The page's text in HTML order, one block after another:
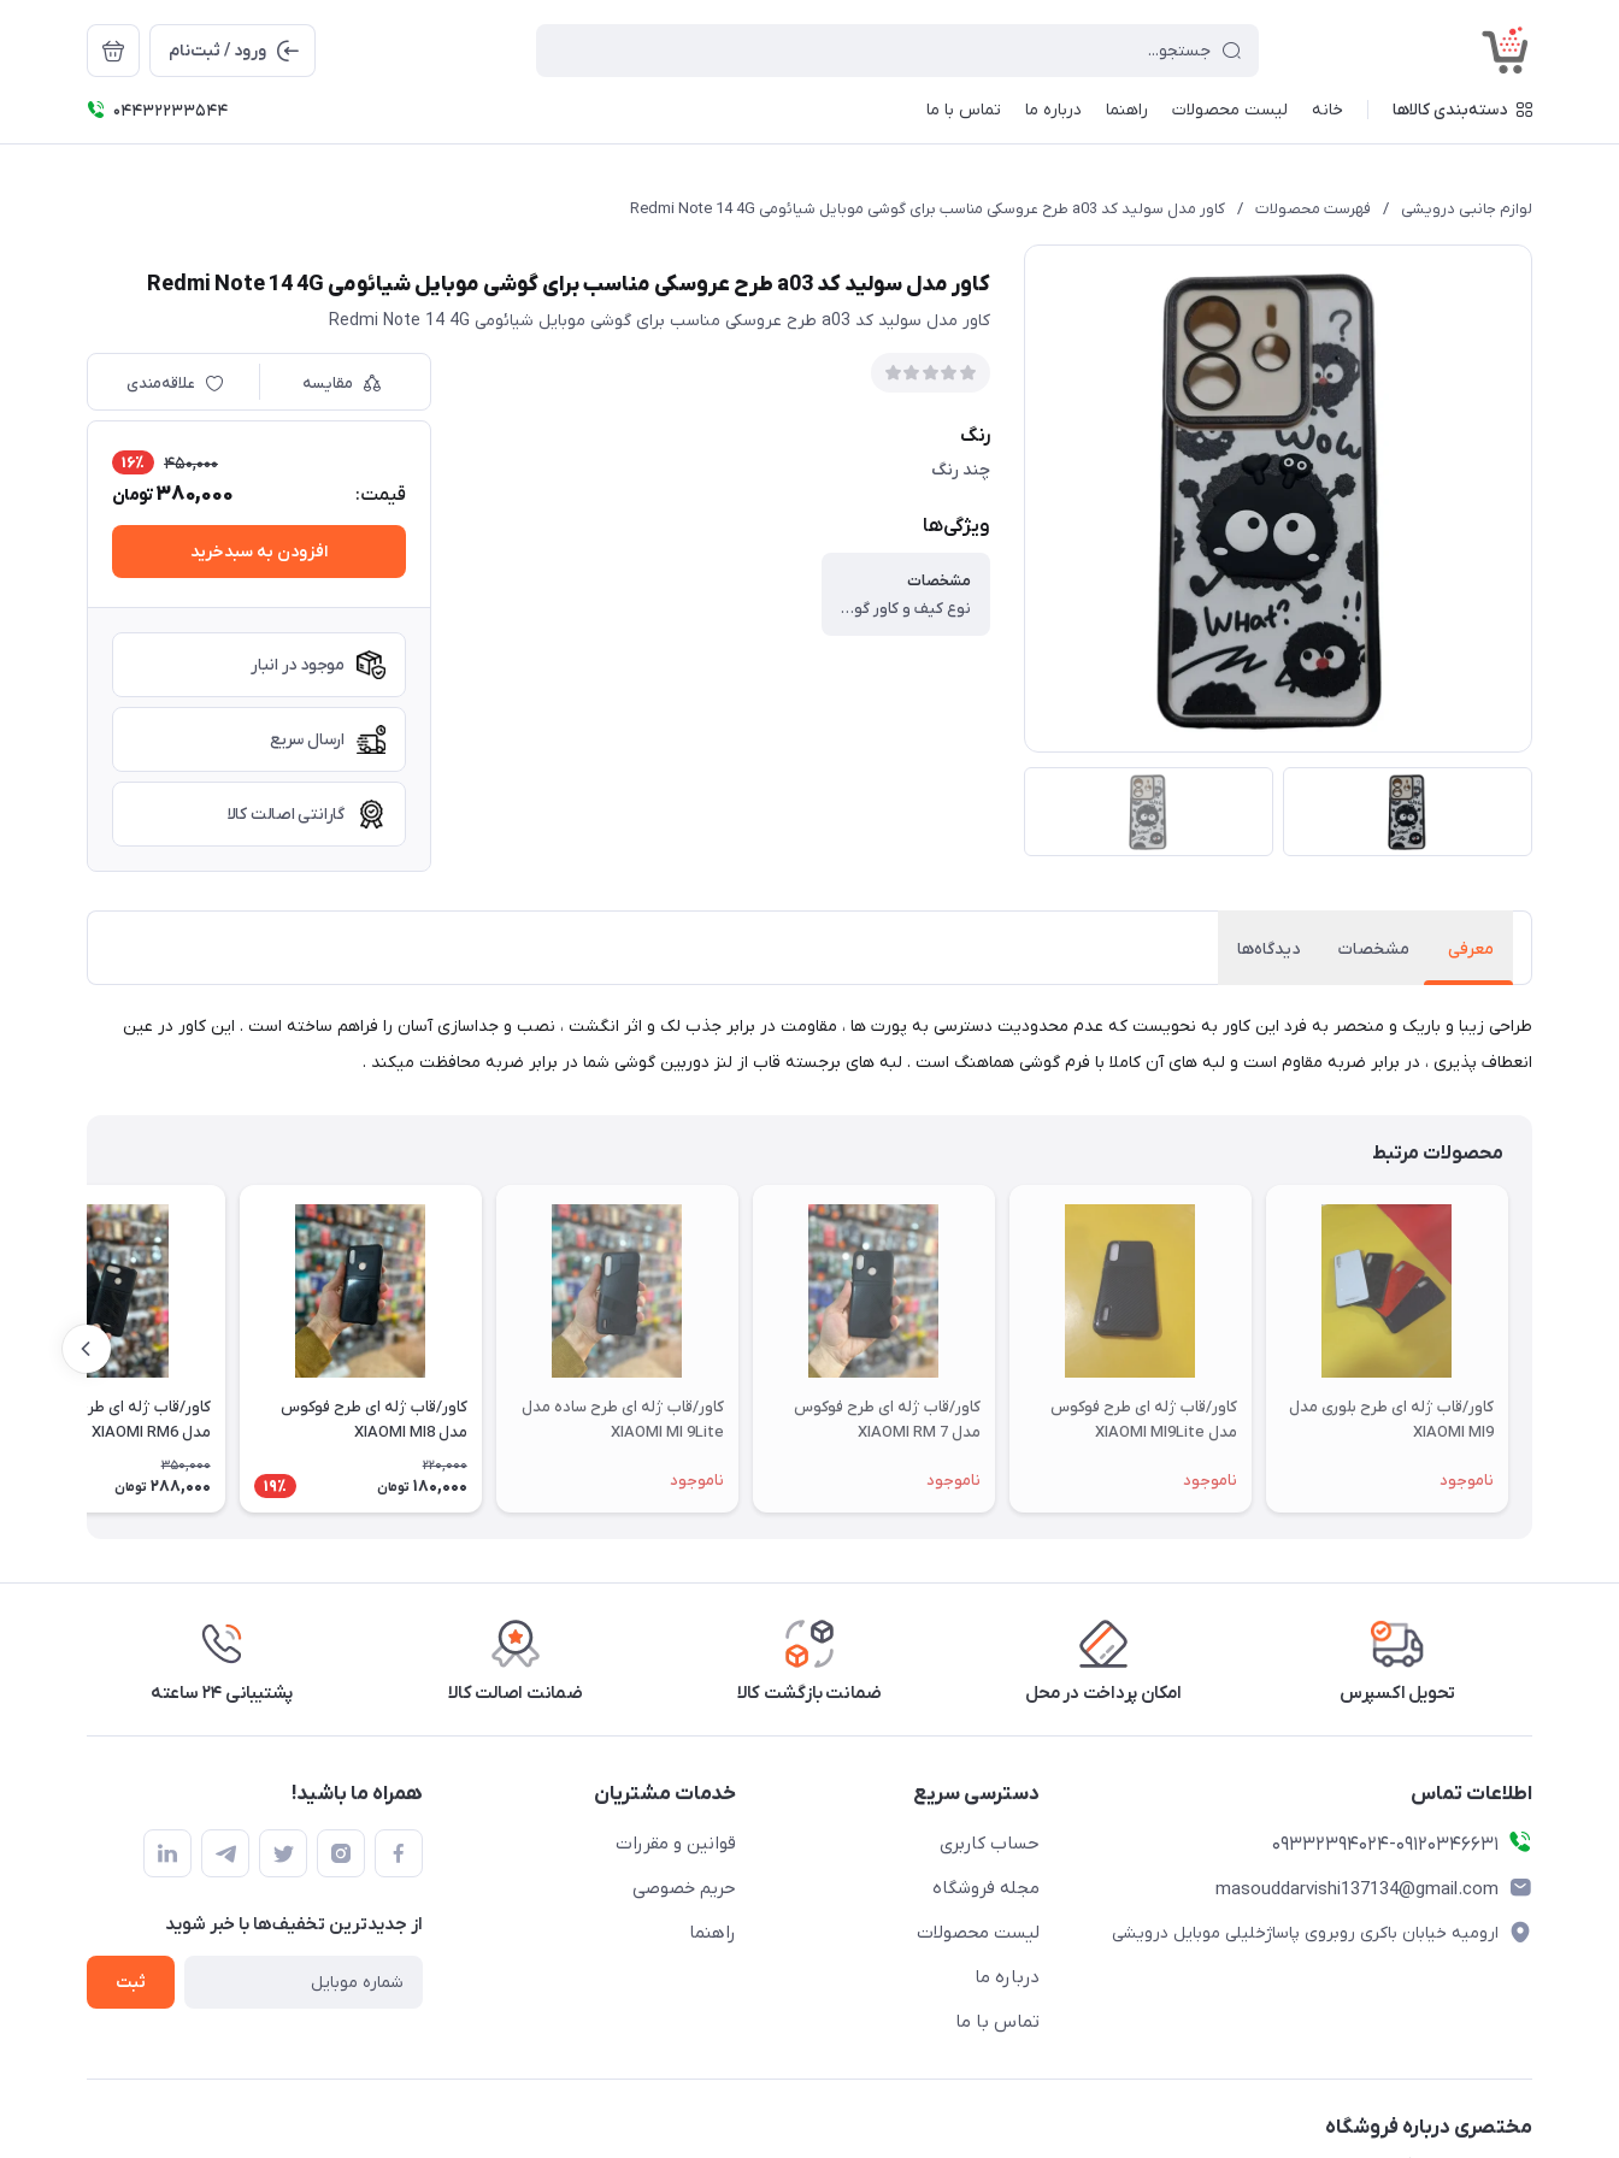
ورود / ثبت‌نام
دسته‌بندی کالاها خانه لیست محصولات راهنما درباره ما تماس با ما 04432233544
لوازم جانبی درویشی / فهرست محصولات / کاور مدل سولید کد a03 طرح عروسکی مناسب برای گوشی موبایل شیائومی Redmi Note 14 4G
کاور مدل سولید کد a03 طرح عروسکی مناسب برای گوشی موبایل شیائومی Redmi Note 14 4G
کاور مدل سولید کد a03 طرح عروسکی مناسب برای گوشی موبایل شیائومی Redmi Note 14 4G
رنگ
چند رنگ
ویژگی‌ها
مشخصات
نوع کیف و کاور گوشی ، کاور ، وزن ، ۶۰ گرم ، سازگار با گوشی موبایل ، Xiaomi Note ۱۴ ۴G ، ساختار ، مات ، سطح پوشش ، حفاظت از دکمه‌ها ، لبه راست ، لبه چپ ، لبه پایینی ، لبه بالایی ، قاب پشتی
مقایسه علاقه‌مندی
قیمت:
450,000 16٪
380,000تومان
افزودن به سبدخرید
موجود در انبار
ارسال سریع
گارانتی اصالت کالا
معرفی مشخصات دیدگاه‌ها
طراحی زیبا و باریک و منحصر به فرد این کاور به نحویست که عدم محدودیت دسترسی به پورت ها ، مقاومت در برابر جذب لک و اثر انگشت ، نصب و جداسازی آسان را فراهم ساخته است . این کاور در عین
انعطاف پذیری ، در برابر ضربه مقاوم است و لبه های آن کاملا با فرم گوشی هماهنگ است . لبه های برجسته قاب از لنز دوربین گوشی شما در برابر ضربه محافظت میکند .
محصولات مرتبط
کاور/قاب ژله ای طرح بلوری مدل
XIAOMI MI9
ناموجود
کاور/قاب ژله ای طرح فوکوس
مدل XIAOMI MI9Lite
ناموجود
کاور/قاب ژله ای طرح فوکوس
مدل XIAOMI RM 7
ناموجود
کاور/قاب ژله ای طرح ساده مدل
XIAOMI MI 9Lite
ناموجود
کاور/قاب ژله ای طرح فوکوس
مدل XIAOMI MI8
220,000
180,000 تومان 19٪
کاور/قاب ژله ای طرح فوکوس
مدل XIAOMI RM6
350,000
288,000 تومان
تحویل اکسپرس امکان پرداخت در محل ضمانت بازگشت کالا ضمانت اصالت کالا پشتیبانی ۲۴ ساعته
اطلاعات تماس
09332394024-09120346631
masouddarvishi137134@gmail.com
ارومیه خیابان باکری روبروی پاساژخلیلی موبایل درویشی
دسترسی سریع
حساب کاربری
مجله فروشگاه
لیست محصولات
درباره ما
تماس با ما
خدمات مشتریان
قوانین و مقررات
حریم خصوصی
راهنما
همراه ما باشید!
از جدید‌ترین تخفیف‌ها با‌ خبر شوید
ثبت
مختصری درباره فروشگاه